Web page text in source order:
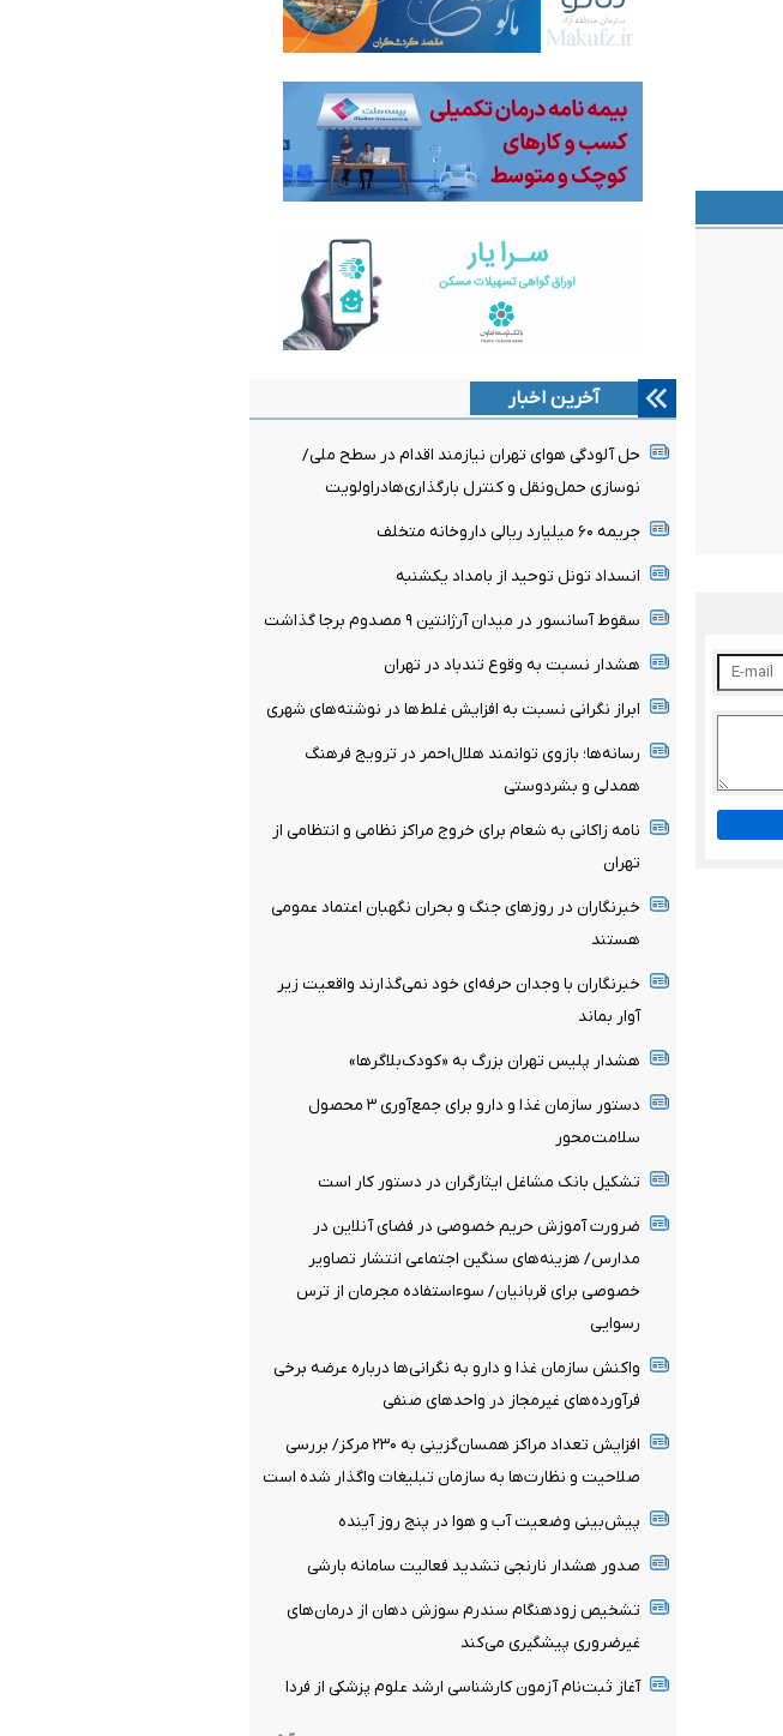
آخرین اخبار
حل آلودگی هوای تهران نیازمند اقدام در سطح ملی/
نوسازی حمل‌ونقل و کنترل بارگذاری‌هادراولویت
جریمه ۶۰ میلیارد ریالی داروخانه متخلف
انسداد تونل توحید از بامداد یکشنبه
سقوط آسانسور در میدان آرژانتین ۹ مصدوم برجا گذاشت
هشدار نسبت به وقوع تندباد در تهران
ابراز نگرانی نسبت به افزایش غلط‌ها در نوشته‌های شهری
رسانه‌ها؛ بازوی توانمند هلال‌احمر در ترویج فرهنگ
همدلی و بشردوستی
نامه زاکانی به شعام برای خروج مراکز نظامی و انتظامی از
تهران
خبرنگاران در روزهای جنگ و بحران نگهبان اعتماد عمومی
هستند
خبرنگاران با وجدان حرفه‌ای خود نمی‌گذارند واقعیت زیر
آوار بماند
هشدار پلیس تهران بزرگ به «کودک‌بلاگرها»
دستور سازمان غذا و دارو برای جمع‌آوری ۳ محصول
سلامت‌محور
تشکیل بانک مشاغل ایثارگران در دستور کار است
ضرورت آموزش حریم خصوصی در فضای آنلاین در
مدارس/ هزینه‌های سنگین اجتماعی انتشار تصاویر
خصوصی برای قربانیان/ سوءاستفاده مجرمان از ترس
رسوایی
واکنش سازمان غذا و دارو به نگرانی‌ها درباره عرضه برخی
فرآورده‌های غیرمجاز در واحدهای صنفی
افزایش تعداد مراکز همسان‌گزینی به ۲۳۰ مرکز/ بررسی
صلاحیت و نظارت‌ها به سازمان تبلیغات واگذار شده است
پیش‌بینی وضعیت آب و هوا در پنج روز آینده
صدور هشدار نارنجی تشدید فعالیت سامانه بارشی
تشخیص زودهنگام سندرم سوزش دهان از درمان‌های
غیرضروری پیشگیری می‌کند
آغاز ثبت‌نام‌ آزمون کارشناسی ارشد علوم پزشکی از فردا